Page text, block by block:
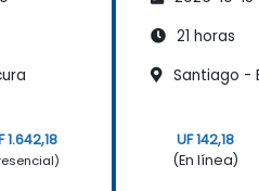
1.642,18
21 horas
Santiago -
UF 142,18
(En línea)